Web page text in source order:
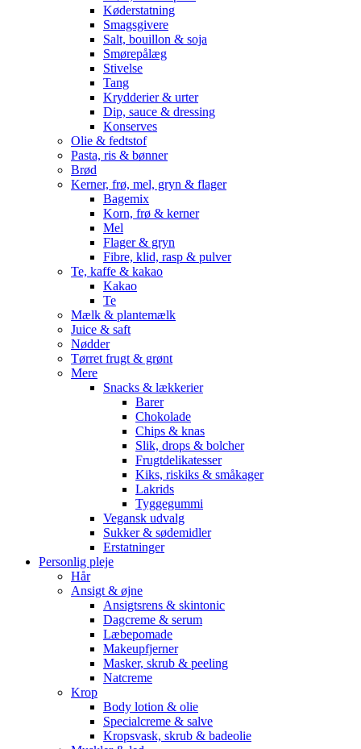
Køderstatning
Smagsgivere
Salt, bouillon & soja
Smørepålæg
Stivelse
Tang
Krydderier & urter
Dip, sauce & dressing
Konserves
Olie & fedtstof
Pasta, ris & bønner
Brød
Kerner, frø, mel, gryn & flager
Bagemix
Korn, frø & kerner
Mel
Flager & gryn
Fibre, klid, rasp & pulver
Te, kaffe & kakao
Kakao
Te
Mælk & plantemælk
Juice & saft
Nødder
Tørret frugt & grønt
Mere
Snacks & lækkerier
Barer
Chokolade
Chips & knas
Slik, drops & bolcher
Frugtdelikatesser
Kiks, riskiks & småkager
Lakrids
Tyggegummi
Vegansk udvalg
Sukker & sødemidler
Erstatninger
Personlig pleje
Hår
Ansigt & øjne
Ansigtsrens & skintonic
Dagcreme & serum
Læbepomade
Makeupfjerner
Masker, skrub & peeling
Natcreme
Krop
Body lotion & olie
Specialcreme & salve
Kropsvask, skrub & badeolie